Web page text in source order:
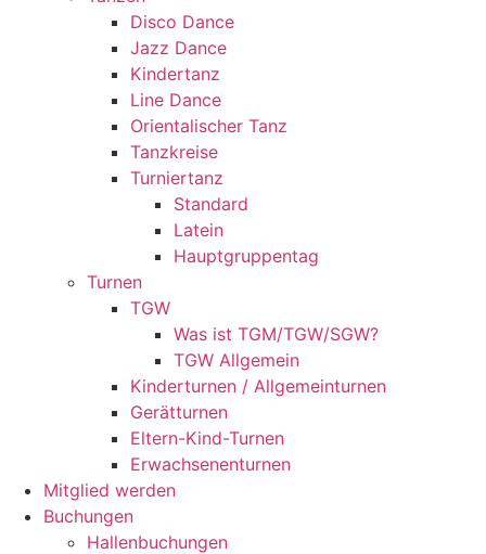
Disco Dance
Jazz Dance
Kindertanz
Line Dance
Orientalischer Tanz
Tanzkreise
Turniertanz
Standard
Latein
Hauptgruppentag
Turnen
TGW
Was ist TGM/TGW/SGW?
TGW Allgemein
Kinderturnen / Allgemeinturnen
Gerätturnen
Eltern-Kind-Turnen
Erwachsenenturnen
Mitglied werden
Buchungen
Hallenbuchungen